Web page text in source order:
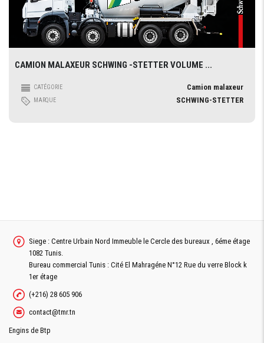
CAMION MALAXEUR SCHWING -STETTER VOLUME ...
CATÉGORIE Camion malaxeur
MARQUE SCHWING-STETTER
Siege : Centre Urbain Nord Immeuble le Cercle des bureaux , 6éme étage
1082 Tunis.
Bureau commercial Tunis : Cité El Mahragéne N°12 Rue du verre Block k
1er étage
(+216) 28 605 906
contact@tmr.tn
Engins de Btp